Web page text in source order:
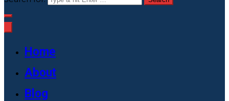
Home
About
Blog